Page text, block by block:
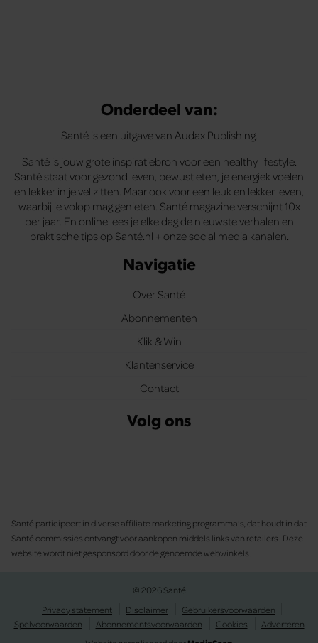
Onderdeel van:
Santé is een uitgave van Audax Publishing.
Santé is jouw grote inspiratiebron voor een healthy lifestyle.
Santé staat voor gezond leven, bewust eten, je energiek voelen
en lekker in je vel zitten. Maar ook voor een leuk en lekker leven,
waarbij je volop mag genieten. Santé magazine verschijnt 10x
per jaar. En online lees je elke dag de nieuwste verhalen en
praktische tips op Santé.nl + onze social media kanalen.
Navigatie
Over Santé
Abonnementen
Klik & Win
Klantenservice
Contact
Volg ons
Santé participeert in diverse affiliate marketing programma’s, dat houdt in dat
Santé commissies ontvangt voor aankopen middels links van retailers. Deze
website wordt niet gesponsord door de genoemde webwinkels.
© 2026 Santé
Privacy statement
Disclaimer
Gebruikersvoorwaarden
Spelvoorwaarden
Abonnementsvoorwaarden Cookies
Adverteren